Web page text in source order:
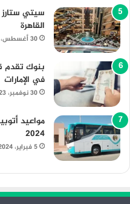
سيتي ستارز
القاهرة
30 أغسطس، 2025
بنوك تقدم
في الإمارات
30 نوفمبر، 2023
مواعيد
2024
5 فبراير، 2024